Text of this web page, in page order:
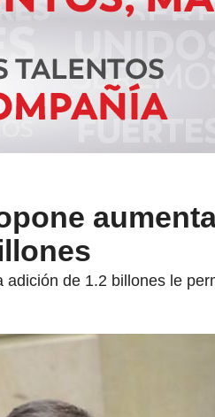
adición de 1.2 billones le